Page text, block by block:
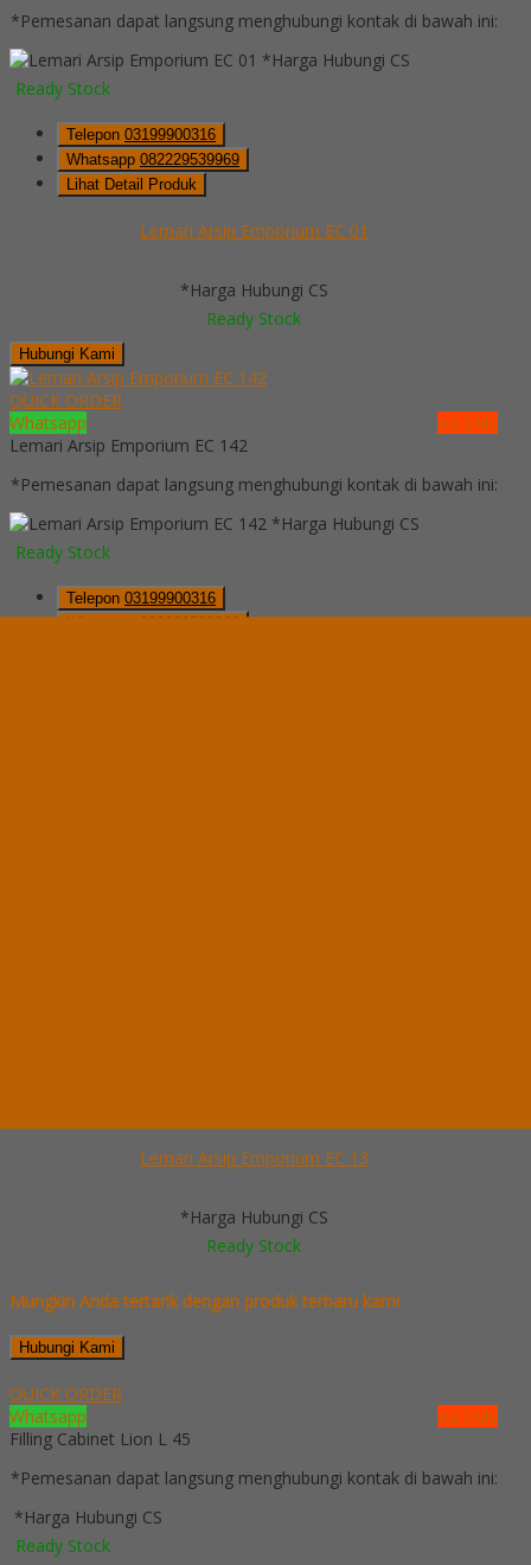
*Pemesanan dapat langsung menghubungi kontak di bawah ini:
*Harga Hubungi CS
Ready Stock
Telepon 03199900316
Whatsapp 082229539969
Lihat Detail Produk
Lemari Arsip Emporium EC 01
*Harga Hubungi CS
Ready Stock
Hubungi Kami
QUICK ORDER
Whatsapp
via SMS
Lemari Arsip Emporium EC 142
*Pemesanan dapat langsung menghubungi kontak di bawah ini:
*Harga Hubungi CS
Ready Stock
Telepon 03199900316
Whatsapp
082229539969
Lemari Arsip Emporium EC 13
*Harga Hubungi CS
Ready Stock
Mungkin Anda tertarik dengan produk terbaru kami
Hubungi Kami
QUICK ORDER
Whatsapp
via SMS
Filling Cabinet Lion L 45
*Pemesanan dapat langsung menghubungi kontak di bawah ini:
*Harga Hubungi CS
Ready Stock